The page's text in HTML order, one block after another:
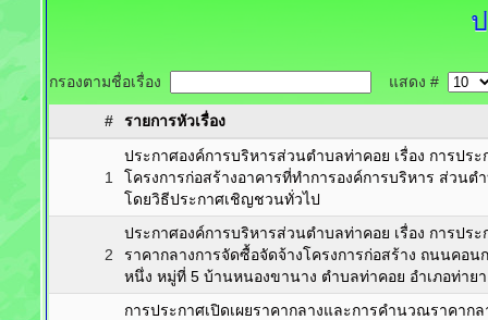
กรองตามชื่อเรื่อง แสดง #
# รายการหัวเรื่อง
1
ประกาศองค์การบริหารส่วนตำบลท่าคอย เรื่อง การประ
โครงการก่อสร้างอาคารที่ทำการองค์การบริหาร ส่วนต
โดยวิธีประกาศเชิญชวนทั่วไป
2
ประกาศองค์การบริหารส่วนตำบลท่าคอย เรื่อง การปร
ราคากลางการจัดซื้อจัดจ้างโครงการก่อสร้าง ถนนคอ
หนึ่ง หมู่ที่ 5 บ้านหนองขานาง ตำบลท่าคอย อำเภอท่าย
การประกาศเปิดเผยราคากลางและการคำนวณราคาก